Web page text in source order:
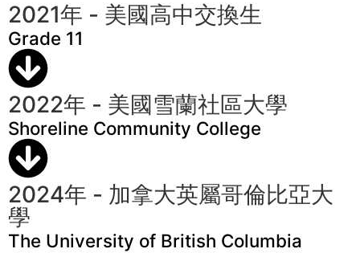
2021年 - 美國高中交換生
Grade 11
2022年 - 美國雪蘭社區大學
Shoreline Community College
2024年 - 加拿大英屬哥倫比亞大
學
The University of British Columbia